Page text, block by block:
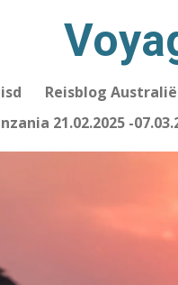
Reisblog Australië
21.02.2025 -